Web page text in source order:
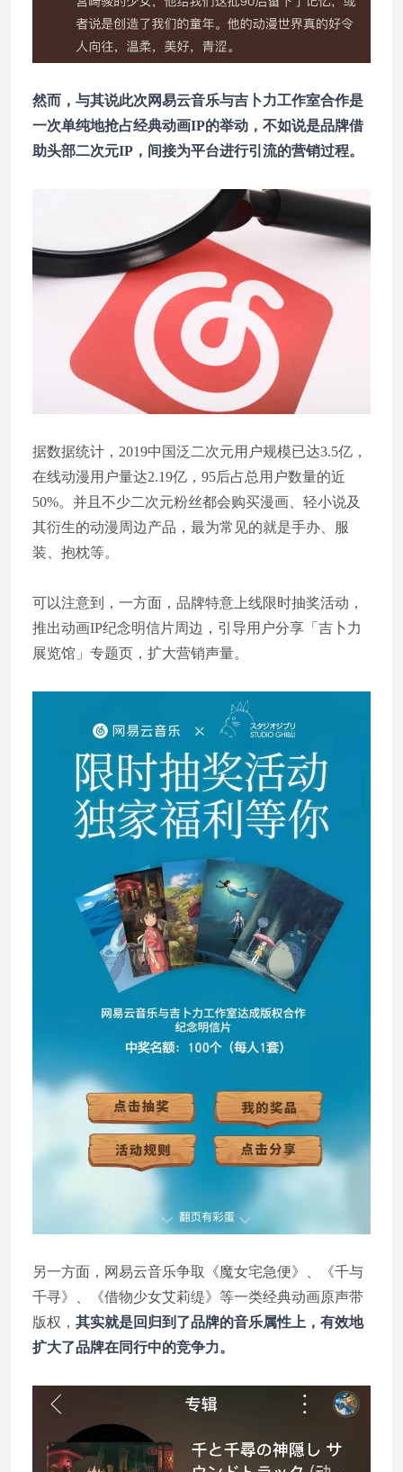
然而，与其说此次网易云音乐与吉卜力工作室合作是
一次单纯地抢占经典动画IP的举动，不如说是品牌借
助头部二次元IP，间接为平台进行引流的营销过程。
据数据统计，2019中国泛二次元用户规模已达3.5亿，
在线动漫用户量达2.19亿，95后占总用户数量的近
50%。并且不少二次元粉丝都会购买漫画、轻小说及
其衍生的动漫周边产品，最为常见的就是手办、服
装、抱枕等。
可以注意到，一方面，品牌特意上线限时抽奖活动，
推出动画IP纪念明信片周边，引导用户分享「吉卜力
展览馆」专题页，扩大营销声量。
另一方面，网易云音乐争取《魔女宅急便》、《千与
千寻》、《借物少女艾莉缇》等一类经典动画原声带
版权， 其实就是回归到了品牌的音乐属性上，有效地
扩大了品牌在同行中的竞争力。